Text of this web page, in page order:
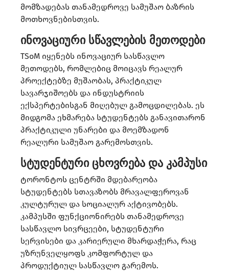
მომზადებას თანამედროვე სამუშაო ბაზრის
მოთხოვნებისთვის. ​
ინოვაციური სწავლების მეთოდები
TSoM იყენებს ინოვაციურ სასწავლო
მეთოდებს, რომლებიც მოიცავს რეალურ
პროექტებზე მუშაობას, პრაქტიკულ
სავარჯიშოებს და ინდუსტრიის
ექსპერტებისგან მიღებულ გამოცდილებას. ეს
მიდგომა ეხმარება სტუდენტებს განავითარონ
პრაქტიკული უნარები და მოემზადონ
რეალური სამუშაო გარემოსთვის. ​
სტუდენტური ცხოვრება და კამპუსი
ტორონტოს ცენტრში მდებარეობა
სტუდენტებს სთავაზობს მრავალფეროვან
კულტურულ და სოციალურ აქტივობებს.
კამპუსში ფუნქციონირებს თანამედროვე
სასწავლო სივრცეები, სტუდენტური
სერვისები და კარიერული მხარდაჭერა, რაც
უზრუნველყოფს კომფორტულ და
პროდუქტიულ სასწავლო გარემოს. ​